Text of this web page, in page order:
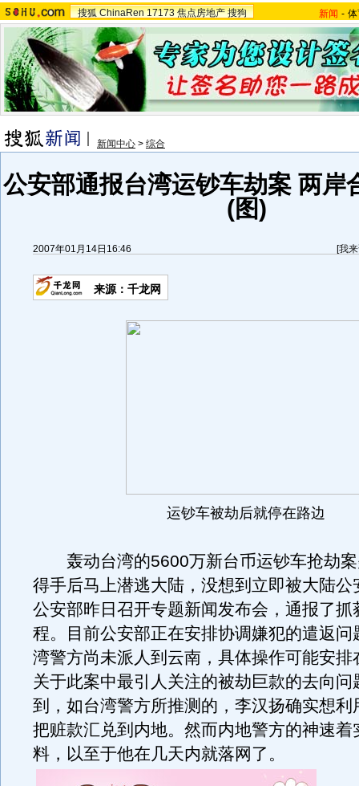
搜狐 ChinaRen 17173 焦点房地产 搜狗 新闻 -
新闻中心 > 综合
公安部通报台湾运钞车劫案 两岸
(图)
2007年01月14日16:46 [我
来源：千龙网
运钞车被劫后就停在路边
轰动台湾的5600万新台币运钞车抢劫案
得手后马上潜逃大陆，没想到立即被大陆公
公安部昨日召开专题新闻发布会，通报了抓
程。目前公安部正在安排协调嫌犯的遣返问
湾警方尚未派人到云南，具体操作可能安排
关于此案中最引人关注的被劫巨款的去向问
到，如台湾警方所推测的，李汉扬确实想利
把赃款汇兑到内地。然而内地警方的神速着
料，以至于他在几天内就落网了。